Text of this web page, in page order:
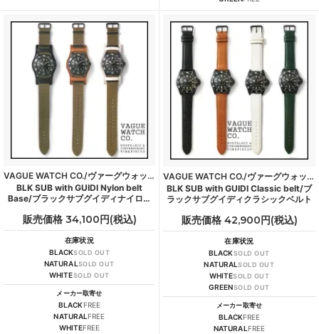
VAGUE WATCH CO./ヴァーグウォッチカンパニー
BLK SUB with GUIDI Nylon belt
Base/ブラックサブグイディナイロン
販売価格 34,100円(税込)
在庫状況
BLACKSOLD OUT
NATURAL SOLD OUT
WHITESOLD OUT
メーカー取寄せ
BLACKFREE
NATURAL FREE
WHITEFREE
VAGUE WATCH CO./ヴァーグウォッチカンパニー
BLK SUB with GUIDI Classic belt/ブ
ラックサブグイディクラシックベルト
販売価格 42,900円(税込)
在庫状況
BLACKSOLD OUT
NATURALSOLD OUT
WHITESOLD OUT
GREENSOLD OUT
メーカー取寄せ
BLACKFREE
NATURAL FREE